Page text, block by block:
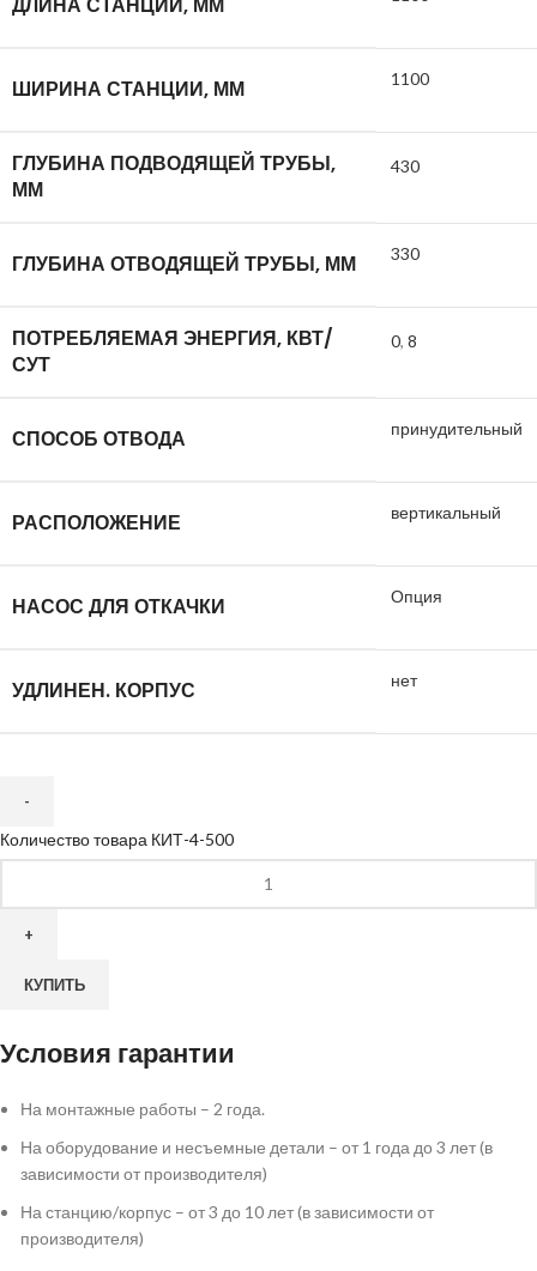
ШИРИНА СТАНЦИИ, ММ 1100
ГЛУБИНА ПОДВОДЯЩЕЙ ТРУБЫ,
ММ
430
ГЛУБИНА ОТВОДЯЩЕЙ ТРУБЫ, ММ 330
ПОТРЕБЛЯЕМАЯ ЭНЕРГИЯ, КВТ/
СУТ
0, 8
СПОСОБ ОТВОДА принудительный
РАСПОЛОЖЕНИЕ вертикальный
НАСОС ДЛЯ ОТКАЧКИ Опция
УДЛИНЕН. КОРПУС нет
Количество товара КИТ-4-500
КУПИТЬ
Условия гарантии
На монтажные работы – 2 года.
На оборудование и несъемные детали – от 1 года до 3 лет (в
зависимости от производителя)
На станцию/корпус – от 3 до 10 лет (в зависимости от
производителя)